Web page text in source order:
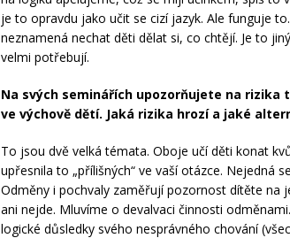
je to opravdu jako učit se cizí jazyk. Ale funguje
neznamená nechat děti dělat si, co chtějí. Je to
velmi potřebují.
Na svých seminářích upozorňujete na rizika
ve výchově dětí. Jaká rizika hrozí a jaké
To jsou dvě velká témata. Oboje učí děti konat
upřesnila to „přílišných“ ve vaší otázce. Nejedná
Odměny i pochvaly zaměřují pozornost dítěte na
ani nejde. Mluvíme o devalvaci činnosti
logické důsledky svého nesprávného chování